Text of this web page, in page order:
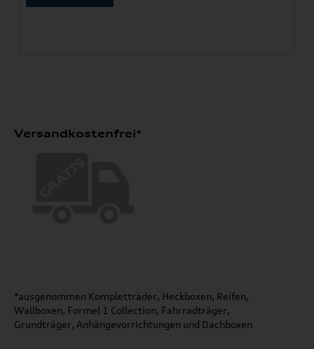
Versandkostenfrei*
*ausgenommen Kompletträder, Heckboxen, Reifen,
Wallboxen, Formel 1 Collection, Fahrradträger,
Grundträger, Anhängevorrichtungen und Dachboxen